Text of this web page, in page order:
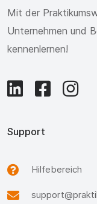
Mit der
Unternehmen und
kennenlernen!
Support
Hilfebereich